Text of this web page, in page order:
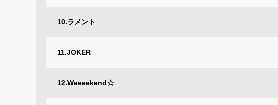
10.ラメント
11.JOKER
12.Weeeekend☆